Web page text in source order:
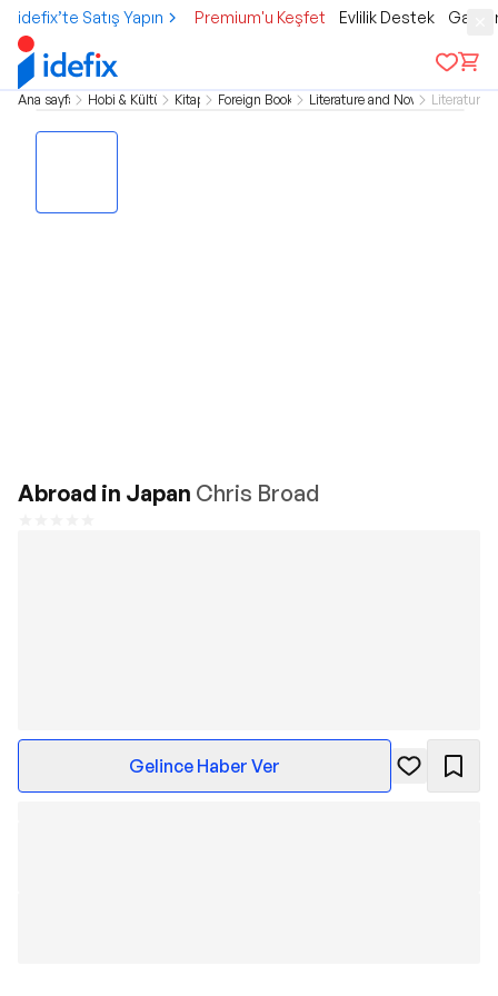
idefix’te Satış Yapın Premium'u Keşfet Evlilik Destek
Ana sayfa Hobi & Kültür Kitap Foreign Books Literature and Novel Literature
Abroad in Japan Chris Broad
Gelince Haber Ver